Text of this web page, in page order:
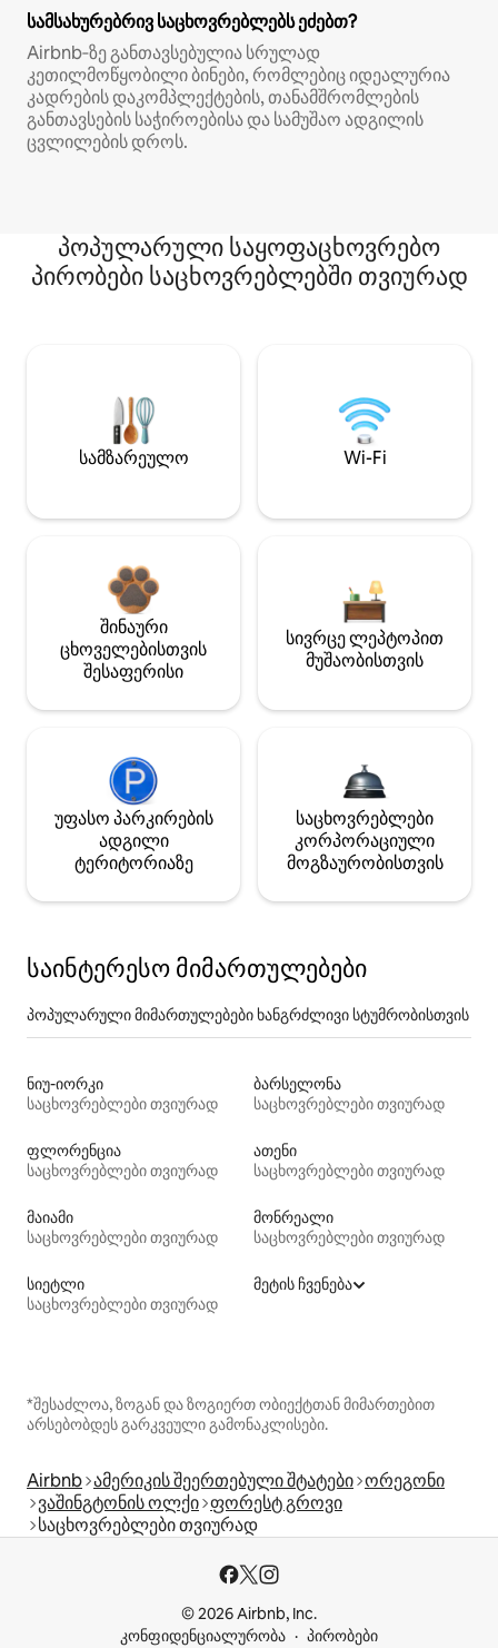
სამსახურებრივ საცხოვრებლებს ეძებთ?
Airbnb‑ზე განთავსებულია სრულად
კეთილმოწყობილი ბინები, რომლებიც იდეალურია
კადრების დაკომპლექტების, თანამშრომლების
განთავსების საჭიროებისა და სამუშაო ადგილის
ცვლილების დროს.
პოპულარული საყოფაცხოვრებო
პირობები საცხოვრებლებში თვიურად
სამზარეულო Wi-Fi
შინაური
ცხოველებისთვის
შესაფერისი
სივრცე ლეპტოპით
მუშაობისთვის
უფასო პარკირების
ადგილი
ტერიტორიაზე
საცხოვრებლები
კორპორაციული
მოგზაურობისთვის
საინტერესო მიმართულებები
პოპულარული მიმართულებები ხანგრძლივი სტუმრობისთვის
ნიუ-იორკი
საცხოვრებლები თვიურად
ბარსელონა
საცხოვრებლები თვიურად
ფლორენცია
საცხოვრებლები თვიურად
ათენი
საცხოვრებლები თვიურად
მაიამი
საცხოვრებლები თვიურად
მონრეალი
საცხოვრებლები თვიურად
სიეტლი
საცხოვრებლები თვიურად
მეტის ჩვენება
*შესაძლოა, ზოგან და ზოგიერთ ობიექტთან მიმართებით
არსებობდეს გარკვეული გამონაკლისები.
Airbnb ამერიკის შეერთებული შტატები ორეგონი
ვაშინგტონის ოლქი ფორესტ გროვი
საცხოვრებლები თვიურად
© 2026 Airbnb, Inc.
კონფიდენციალურობა
პირობები